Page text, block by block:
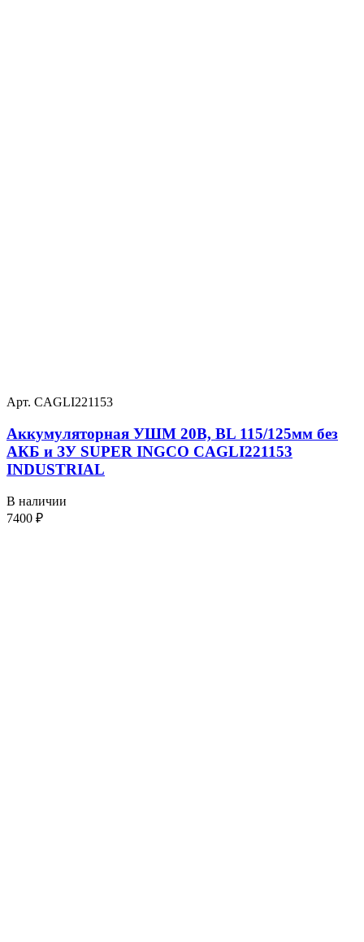
Арт. CAGLI221153
Аккумуляторная УШМ 20В, BL 115/125мм без
АКБ и ЗУ SUPER INGCO CAGLI221153
INDUSTRIAL
В наличии
7400 ₽